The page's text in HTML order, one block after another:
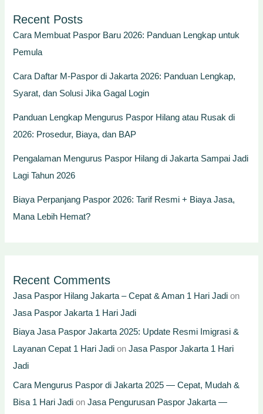
Recent Posts
Cara Membuat Paspor Baru 2026: Panduan Lengkap untuk
Pemula
Cara Daftar M-Paspor di Jakarta 2026: Panduan Lengkap,
Syarat, dan Solusi Jika Gagal Login
Panduan Lengkap Mengurus Paspor Hilang atau Rusak di
2026: Prosedur, Biaya, dan BAP
Pengalaman Mengurus Paspor Hilang di Jakarta Sampai Jadi
Lagi Tahun 2026
Biaya Perpanjang Paspor 2026: Tarif Resmi + Biaya Jasa,
Mana Lebih Hemat?
Recent Comments
Jasa Paspor Hilang Jakarta – Cepat & Aman 1 Hari Jadi on
Jasa Paspor Jakarta 1 Hari Jadi
Biaya Jasa Paspor Jakarta 2025: Update Resmi Imigrasi &
Layanan Cepat 1 Hari Jadi onJasa Paspor Jakarta 1 Hari
Jadi
Cara Mengurus Paspor di Jakarta 2025 — Cepat, Mudah &
Bisa 1 Hari Jadi onJasa Pengurusan Paspor Jakarta —